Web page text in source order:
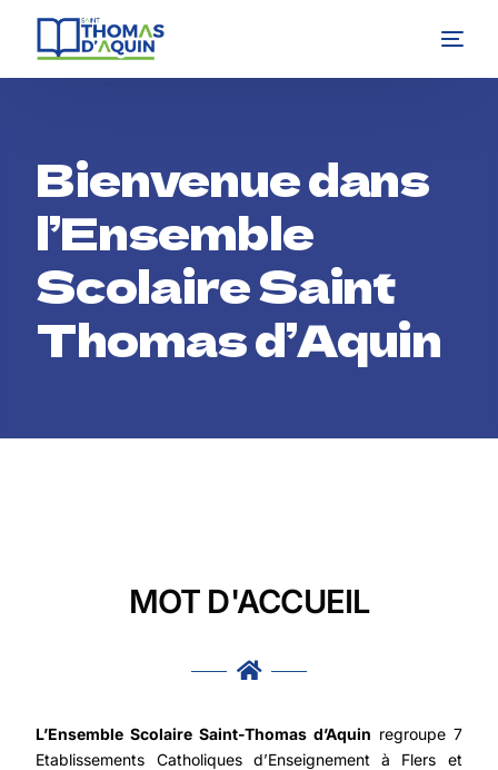
Bienvenue dans
l’Ensemble
Scolaire Saint
Thomas d’Aquin
MOT D'ACCUEIL
L’Ensemble Scolaire Saint-Thomas d’Aquin regroupe 7
Etablissements Catholiques d’Enseignement à Flers et